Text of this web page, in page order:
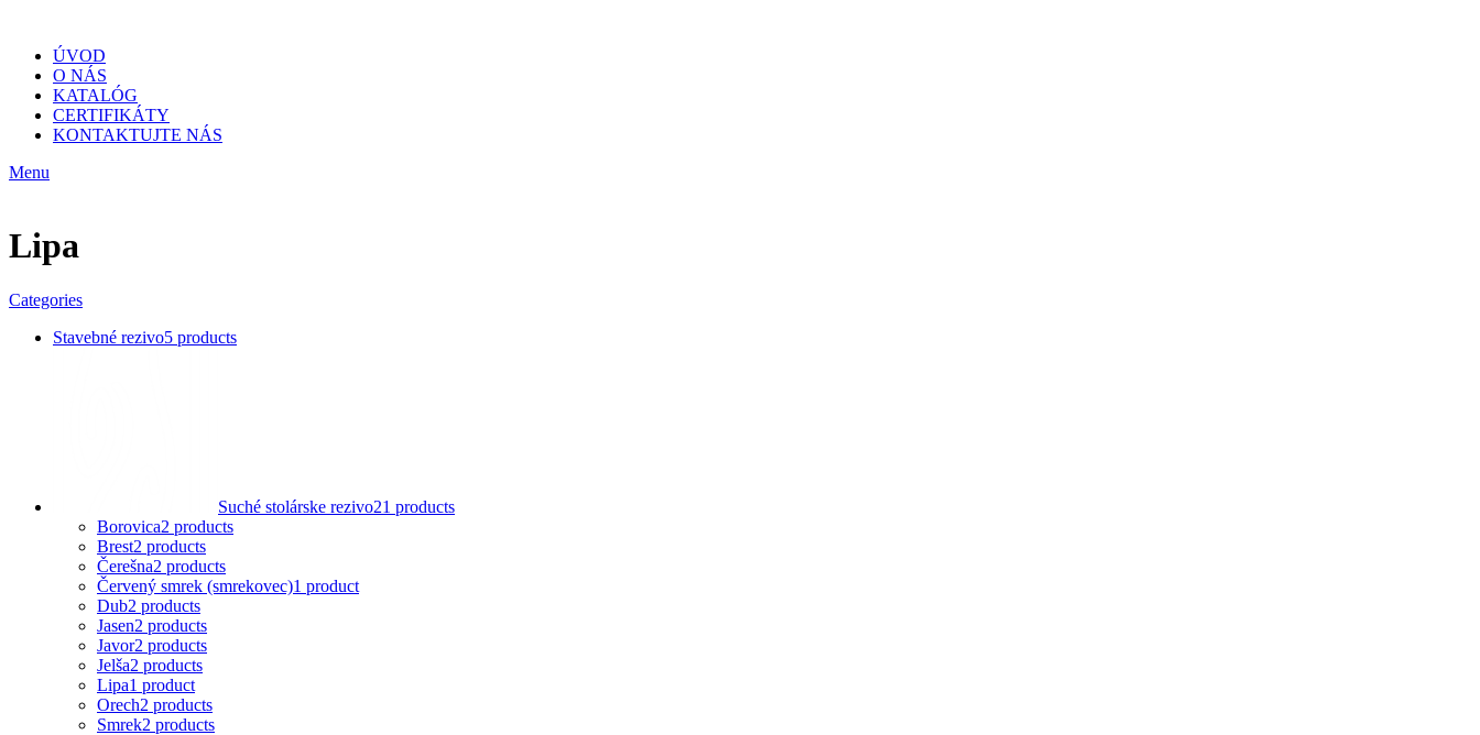
ÚVOD
O NÁS
KATALÓG
CERTIFIKÁTY
KONTAKTUJTE NÁS
Menu
Lipa
Categories
Stavebné rezivo5 products
Suché stolárske rezivo21 products
Borovica2 products
Brest2 products
Čerešna2 products
Červený smrek (smrekovec)1 product
Dub2 products
Jasen2 products
Javor2 products
Jelša2 products
Lipa1 product
Orech2 products
Smrek2 products